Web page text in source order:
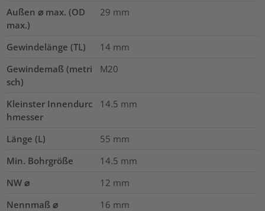
Außen ⌀ max. (OD
max.)
29 mm
Gewindelänge (TL) 14 mm
Gewindemaß (metri
sch)
M20
Kleinster Innendurc
hmesser
14.5 mm
Länge (L) 55 mm
Min. Bohrgröße
14.5 mm
NW ⌀
12 mm
Nennmaß ⌀
16 mm